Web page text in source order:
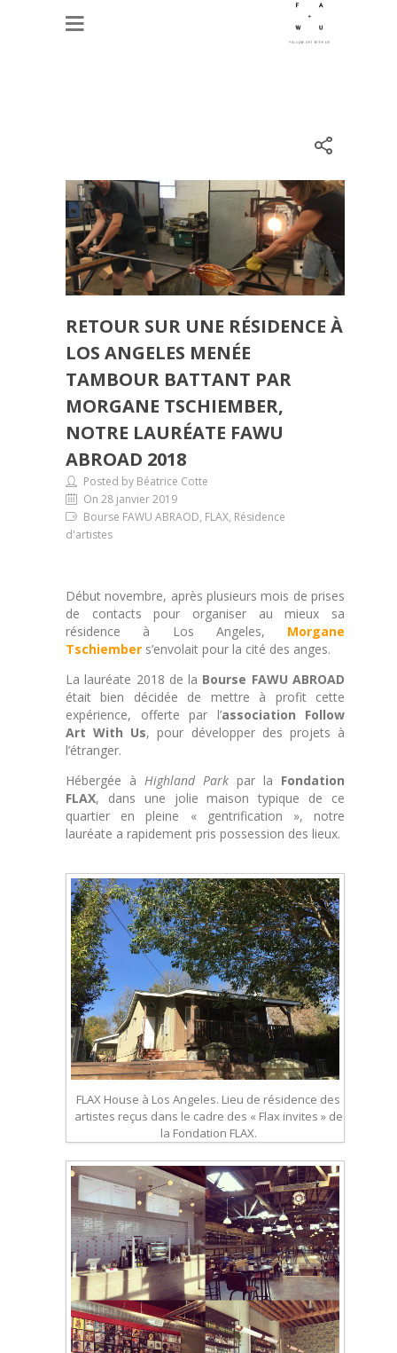
RETOUR SUR UNE RÉSIDENCE À
LOS ANGELES MENÉE
TAMBOUR BATTANT PAR
MORGANE TSCHIEMBER,
NOTRE LAURÉATE FAWU
ABROAD 2018
Posted by Béatrice Cotte
On 28 janvier 2019
Bourse FAWU ABRAOD, FLAX, Résidence
d'artistes
Début novembre, après plusieurs mois de prises
de contacts pour organiser au mieux sa
résidence à Los Angeles, Morgane
Tschiember s’envolait pour la cité des anges.
La lauréate 2018 de la Bourse FAWU ABROAD
était bien décidée de mettre à profit cette
expérience, offerte par l’association Follow
Art With Us, pour développer des projets à
l’étranger.
Hébergée à Highland Park par la Fondation
FLAX, dans une jolie maison typique de ce
quartier en pleine « gentrification », notre
lauréate a rapidement pris possession des lieux.
FLAX House à Los Angeles. Lieu de résidence des
artistes reçus dans le cadre des « Flax invites » de
la Fondation FLAX.